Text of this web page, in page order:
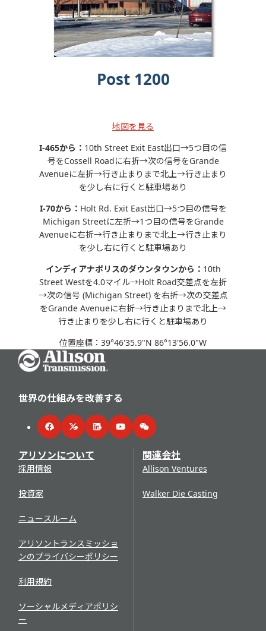
Post 1200
地図を見る
I-465から： 10th Street Exit East出口→5つ目の信
号をCossell Roadに右折→次の信号をGrande
Avenueに左折→行き止まりまで北上→行き止まり
を少し右に行くと駐車場あり
I-70から： Holt Rd. Exit East出口→5つ目の信号を
Michigan Streetに左折→1つ目の信号をGrande
Avenueに右折→行き止まりまで北上→行き止まり
を少し右に行くと駐車場あり
インディアナポリスのダウンタウンから： 10th
Street Westを4.0マイル→Holt Road交差点を左折
→次の信号 (Michigan Street) を右折→次の交差点
をGrande Avenueに右折→行き止まりまで北上→
行き止まりを少し右に行くと駐車場あり
位置座標：39°46'35.9"N 86°13'56.0"W
Go Home
世界の仕組みを改善する
FacebookTwitterLinkedInYouTubeWeChat
アリソンについて
採用情報
投資家
ニュースルーム
アリソントランスミッショ
ンのプライバシーポリシー
利用規約
ソーシャルメディアポリシ
ー
関連会社
Allison Ventures
Walker Die Casting